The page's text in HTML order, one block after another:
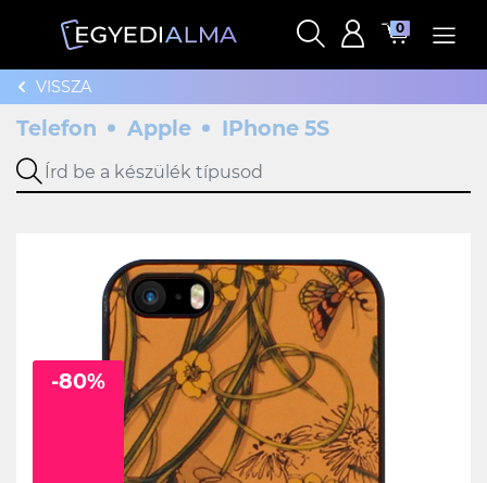
0
VISSZA
Telefon Apple IPhone 5S
-80%